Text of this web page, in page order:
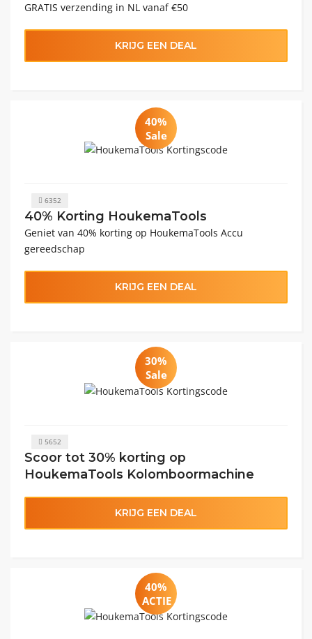
GRATIS verzending in NL vanaf €50
KRIJG EEN DEAL
40%
Sale
6352
40% Korting HoukemaTools
Geniet van 40% korting op HoukemaTools Accu
gereedschap
KRIJG EEN DEAL
30%
Sale
5652
Scoor tot 30% korting op
HoukemaTools Kolomboormachine
KRIJG EEN DEAL
40%
ACTIE